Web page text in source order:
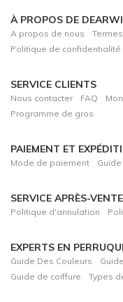
À PROPOS DE
A propos de nous
Politique de confidentialité
SERVICE CLIENTS
Nous contacter FAQ
Programme de gros
PAIEMENT ET
Mode de paiement
SERVICE APRÈS-VENTE
Politique d'annulation
EXPERTS EN
Guide Des Couleurs
Guide de coiffure
Types